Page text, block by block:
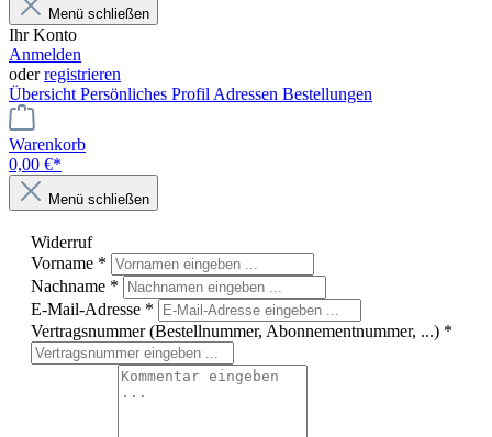
Menü schließen
Ihr Konto
Anmelden
oderregistrieren
Übersicht Persönliches Profil Adressen Bestellungen
Warenkorb
0,00 €*
Menü schließen
Widerruf
Vorname *
Nachname *
E-Mail-Adresse *
Vertragsnummer (Bestellnummer, Abonnementnummer, ...) *